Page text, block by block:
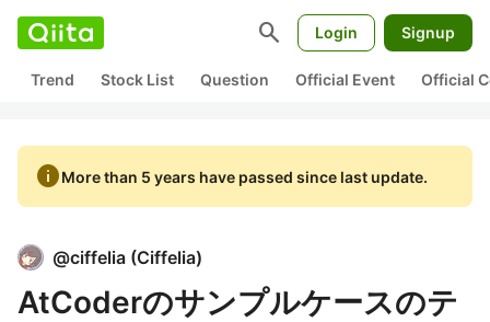
search Login Signup
Trend Stock List Question Official Event Official
infoMore than 5 years have passed since last update.
@ciffelia (Ciffelia)
AtCoderのサンプルケースのテ